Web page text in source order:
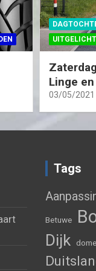
UITGELICHT
Linge
03/05/2021
Tags
Betuwe
Dijk